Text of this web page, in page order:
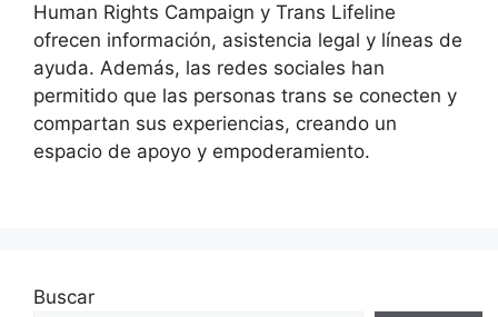
Human Rights Campaign y Trans Lifeline
ofrecen información, asistencia legal y líneas de
ayuda. Además, las redes sociales han
permitido que las personas trans se conecten y
compartan sus experiencias, creando un
espacio de apoyo y empoderamiento.
Buscar